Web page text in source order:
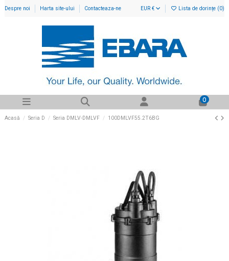
Despre noi Harta site-ului Contacteaza-ne EUR € Lista de dorințe (0)
0
Acasă Seria D Seria DMLV-DMLVF 100DMLVF55.2T6BG